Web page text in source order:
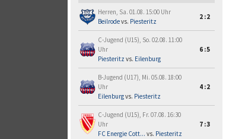
Herren, Sa. 01.08. 15:00 Uhr
Beilrodevs. Piesteritz
2:2
C-Jugend (U15), So. 02.08. 11:00
Uhr
Piesteritz vs. Eilenburg
6:5
B-Jugend (U17), Mi. 05.08. 18:00
Uhr
Eilenburgvs. Piesteritz
4:2
C-Jugend (U15), Fr. 07.08. 16:30
Uhr
FC Energie Cott... vs. Piesteritz
7:3